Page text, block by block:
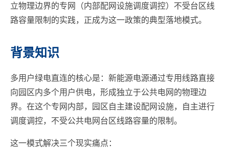
立物理边界的专网（内部配网设施调度调控）不受台区线
路容量限制的实践，正成为这一政策的典型落地模式。
背景知识
多用户绿电直连的核心是：新能源电源通过专用线路直接
向园区内多个用户供电，形成独立于公共电网的物理边
界。在这个专网内部，园区自主建设配网设施，自主进行
调度调控，不受公共电网台区线路容量的限制。
这一模式解决三个现实痛点：